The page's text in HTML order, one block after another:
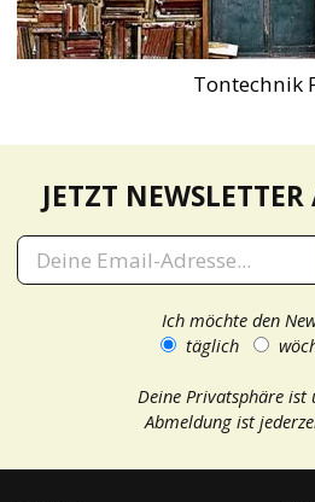
Tontechnik
JETZT
Ich möchte den
täglich
Deine Privatsphäre ist
Abmeldung ist